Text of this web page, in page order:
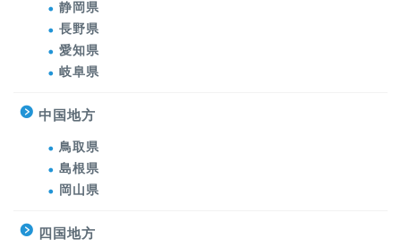
静岡県
長野県
愛知県
岐阜県
中国地方
鳥取県
島根県
岡山県
四国地方